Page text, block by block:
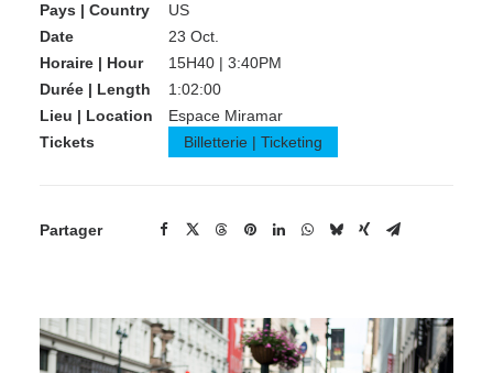
Pays | Country
US
Date
23 Oct.
Horaire | Hour
15H40 | 3:40PM
Durée | Length
1:02:00
Lieu | Location
Espace Miramar
Tickets
Billetterie | Ticketing
Partager